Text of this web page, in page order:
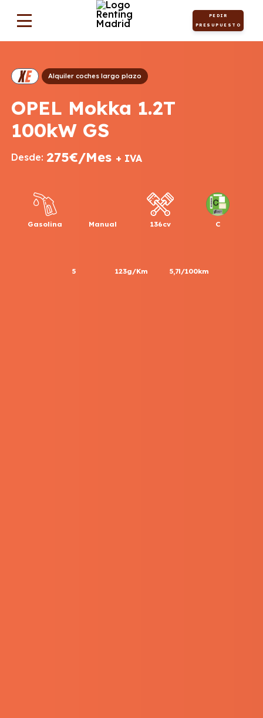
PEDIR
PRESUPUESTO
Alquiler coches largo plazo
OPEL Mokka 1.2T
100kW GS
Desde: 275€/Mes + IVA
Gasolina Manual 136cv C
5 123g/Km 5,7l/100km